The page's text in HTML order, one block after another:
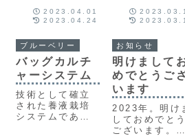
層元気になった
ように感じま
ントはpH管理で
した。
2023.04.01
2023.04.24
うです。ポカ
カ陽気が続いて
いています。い
よいよ私たちは
ブルーベリー
潅水（かん水
を始めました。
ところで「かん
水」って何の
とでしょう？
ブルーベリー
バッグカルチ
ャーシステム
技術として確立
された養液栽培
システムである
お知らせ
明けまして
めでとうご
います
2023年。明け
しておめでとう
ございます。本